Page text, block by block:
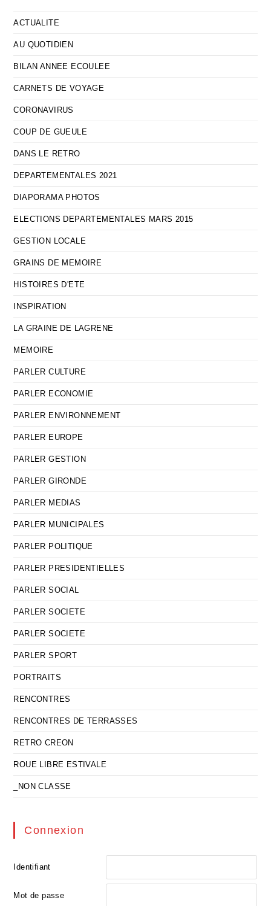
ACTUALITE
AU QUOTIDIEN
BILAN ANNEE ECOULEE
CARNETS DE VOYAGE
CORONAVIRUS
COUP DE GUEULE
DANS LE RETRO
DEPARTEMENTALES 2021
DIAPORAMA PHOTOS
ELECTIONS DEPARTEMENTALES MARS 2015
GESTION LOCALE
GRAINS DE MEMOIRE
HISTOIRES D'ETE
INSPIRATION
LA GRAINE DE LAGRENE
MEMOIRE
PARLER CULTURE
PARLER ECONOMIE
PARLER ENVIRONNEMENT
PARLER EUROPE
PARLER GESTION
PARLER GIRONDE
PARLER MEDIAS
PARLER MUNICIPALES
PARLER POLITIQUE
PARLER PRESIDENTIELLES
PARLER SOCIAL
PARLER SOCIETE
PARLER SOCIETE
PARLER SPORT
PORTRAITS
RENCONTRES
RENCONTRES DE TERRASSES
RETRO CREON
ROUE LIBRE ESTIVALE
_NON CLASSE
Connexion
Identifiant
Mot de passe